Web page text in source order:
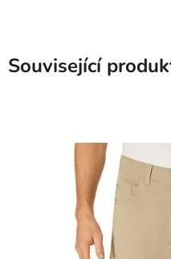
Související